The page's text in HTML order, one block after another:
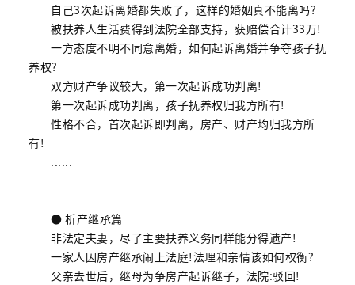
自己3次起诉离婚都失败了，这样的婚姻真不能离吗?
被扶养人生活费得到法院全部支持，获赔偿合计33万!
一方态度不明不同意离婚，如何起诉离婚并争夺孩子抚
养权?
双方财产争议较大，第一次起诉成功判离!
第一次起诉成功判离，孩子抚养权归我方所有!
性格不合，首次起诉即判离，房产、财产均归我方所
有!
......
● 析产继承篇
非法定夫妻，尽了主要扶养义务同样能分得遗产!
一家人因房产继承闹上法庭!法理和亲情该如何权衡?
父亲去世后，继母为争房产起诉继子，法院:驳回!